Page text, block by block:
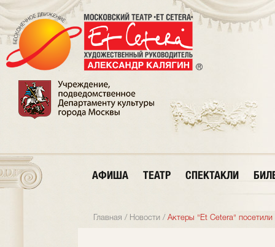
АФИША ТЕАТР СПЕКТАКЛИ
Главная / Новости / Актеры "Et Cetera"